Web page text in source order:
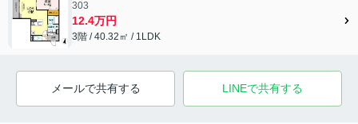
303
12.4万円
3階 / 40.32㎡ / 1LDK
メールで共有する LINEで共有する